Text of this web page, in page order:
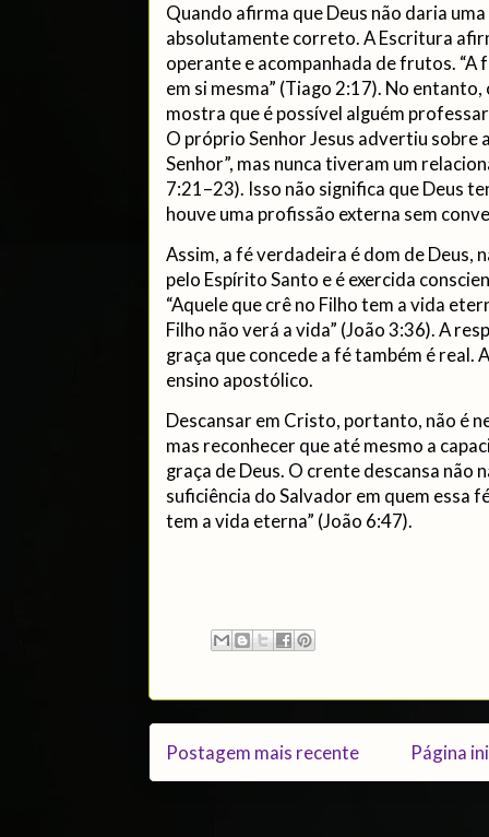
Quando afirma que Deus não daria
absolutamente correto. A Escritura
operante e acompanhada de frutos. “A
em si mesma” (Tiago 2:17). No
mostra que é possível alguém
O próprio Senhor Jesus advertiu sobre
Senhor”, mas nunca tiveram um
7:21–23). Isso não significa que Deus
houve uma profissão externa sem
Assim, a fé verdadeira é dom de Deus,
pelo Espírito Santo e é exercida
“Aquele que crê no Filho tem a vida
Filho não verá a vida” (João 3:36). A
graça que concede a fé também é real.
ensino apostólico.
Descansar em Cristo, portanto, não é
mas reconhecer que até mesmo a
graça de Deus. O crente descansa não
suficiência do Salvador em quem essa
tem a vida eterna” (João 6:47).
Postagem mais recente Página